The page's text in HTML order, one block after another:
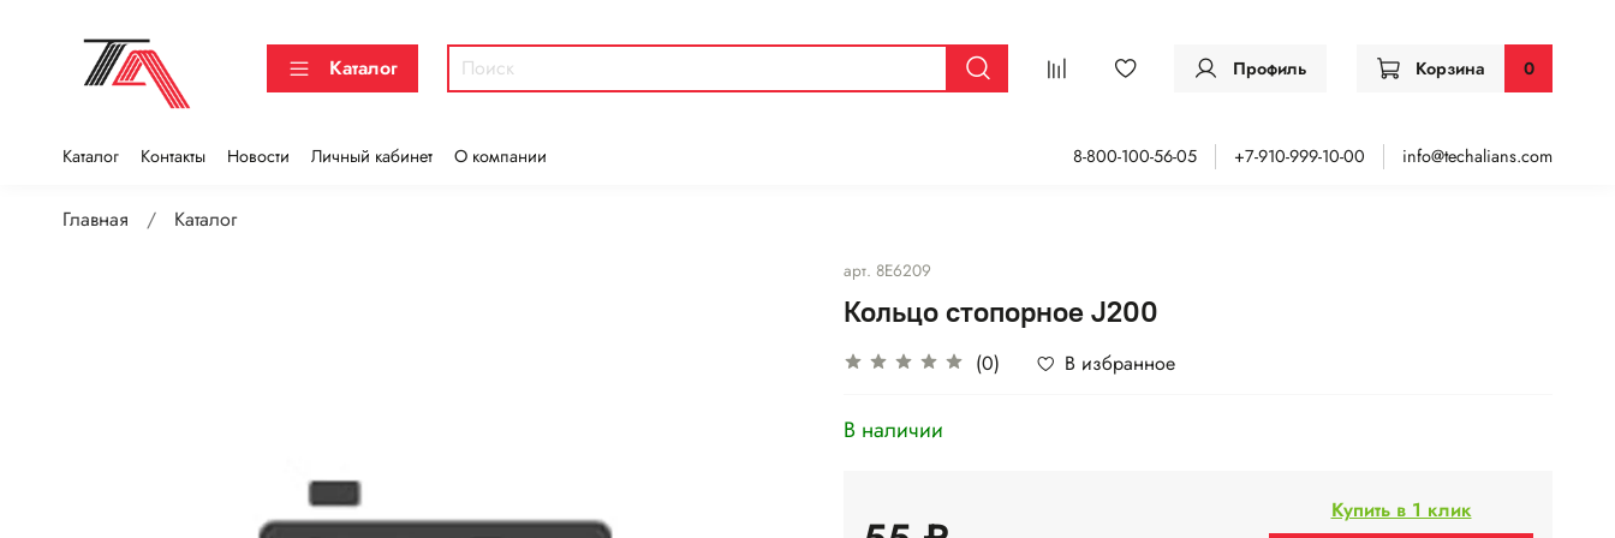
Каталог Профиль Корзина 0
Каталог Контакты Новости Личный кабинет О компании 8-800-100-56-05 +7-910-999-10-00 info@techalians.com
Главная Каталог
арт. 8E6209
Кольцо стопорное J200
(0) В избранное
В наличии
Купить в 1 клик